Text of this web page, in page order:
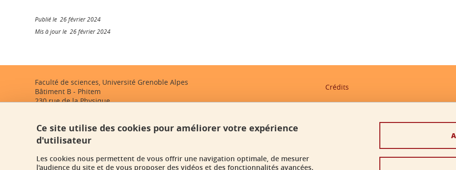
Publié le 26 février 2024
Mis à jour le 26 février 2024
Faculté de sciences, Université Grenoble Alpes
Bâtiment B - Phitem
230 rue de la Physique
faculte-sciences@univ-grenoble-alpes.fr
Crédits
Données personnelles
Gestion des cookies
Ce site utilise des cookies pour améliorer votre expérience
d'utilisateur
Les cookies nous permettent de vous offrir une navigation optimale, de mesurer
l'audience du site et de vous proposer des vidéos et des fonctionnalités avancées.